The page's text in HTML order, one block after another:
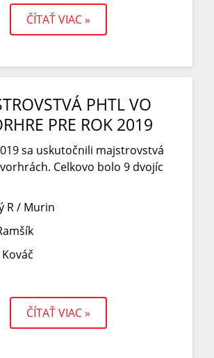
ČÍTAŤ VIAC »
PHTL VO
PRE ROK 2019
sa uskutočnili majstrovstvá
Celkovo bolo 9 dvojíc
R / Murin
ČÍTAŤ VIAC »